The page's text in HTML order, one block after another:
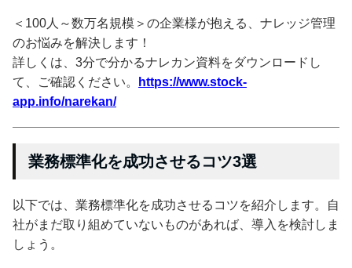
＜100人～数万名規模＞の企業様が抱える、ナレッジ管理
のお悩みを解決します！
詳しくは、3分で分かるナレカン資料をダウンロードし
て、ご確認ください。
https://www.stock-
app.info/narekan/
業務標準化を成功させるコツ3選
以下では、業務標準化を成功させるコツを紹介します。自
社がまだ取り組めていないものがあれば、導入を検討しま
しょう。